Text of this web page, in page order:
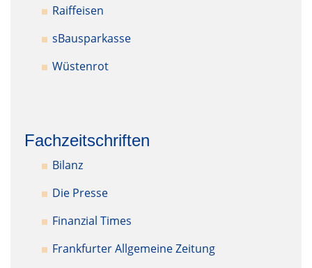
Raiffeisen
sBausparkasse
Wüstenrot
Fachzeitschriften
Bilanz
Die Presse
Finanzial Times
Frankfurter Allgemeine Zeitung